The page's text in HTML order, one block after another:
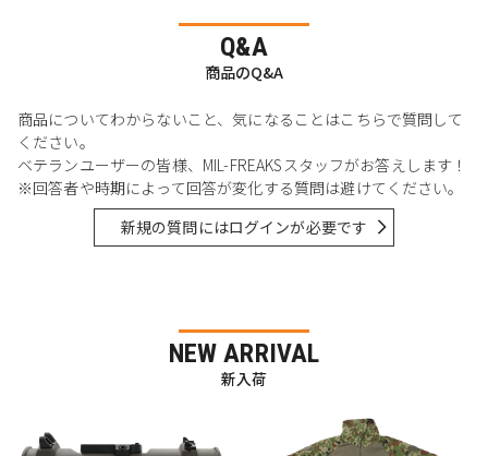
Q&A
商品のQ&A
商品についてわからないこと、気になることはこちらで質問して
ください。
ベテランユーザーの皆様、MIL-FREAKSスタッフがお答えします！
※回答者や時期によって回答が変化する質問は避けてください。
新規の質問にはログインが必要です
NEW ARRIVAL
新入荷